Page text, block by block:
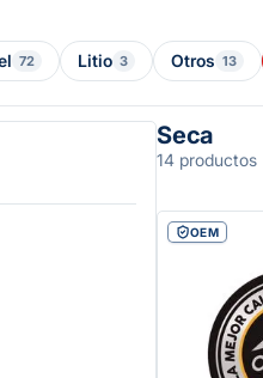
72 Litio 3 Otros 13
Seca
14 productos
OEM